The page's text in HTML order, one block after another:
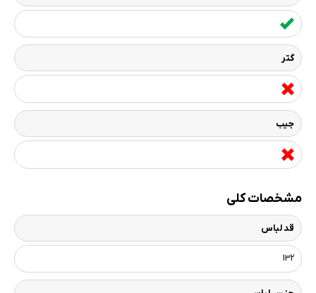
گتر
جیب
مشخصات کلی
قد لباس
132